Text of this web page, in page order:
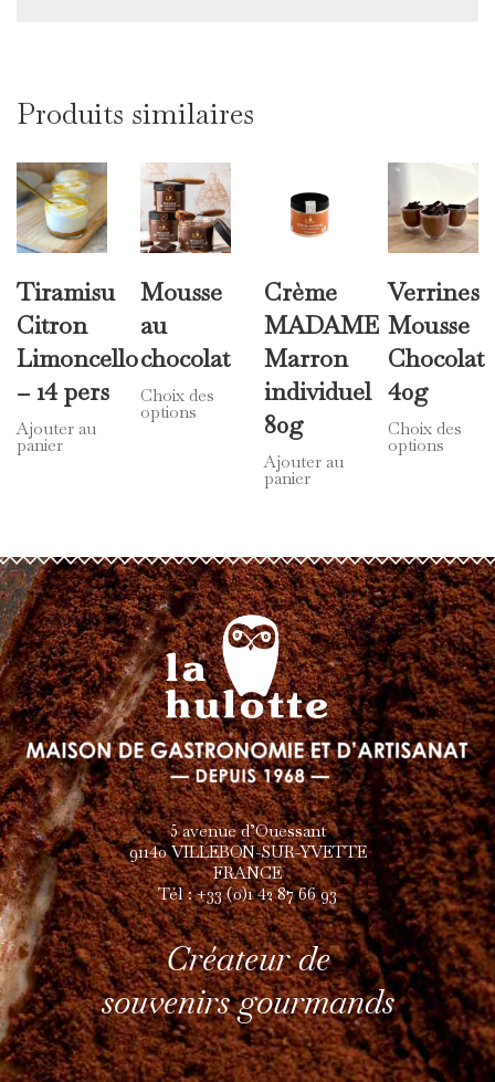
Produits similaires
Tiramisu
Citron
Limoncello
– 14 pers
Ajouter au
panier
Mousse
au
chocolat
Choix des
options
produit
plusieurs
variations.
peuvent
être
choisies
sur
page
du
produit
Crème
MADAME
Marron
individuel
80g
Ajouter au
panier
Verrines
Mousse
Chocolat
40g
Choix des
options
la
5 avenue d’Ouessant
91140 VILLEBON-SUR-YVETTE
FRANCE
Tél : +33 (0)1 42 87 66 93
Créateur de
souvenirs gourmands